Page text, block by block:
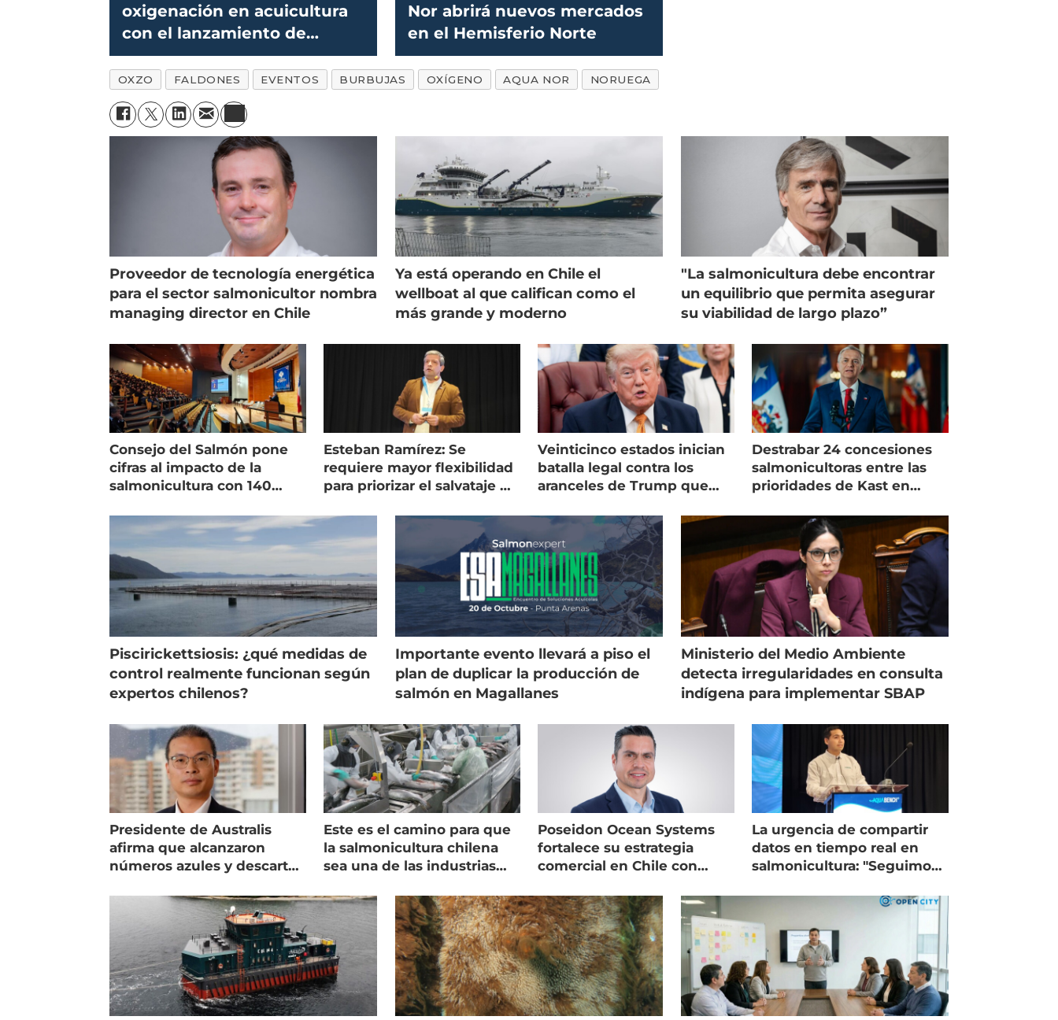
oxigenación en acuicultura
con el lanzamiento de
Oxymizer
Nor abrirá nuevos mercados
en el Hemisferio Norte
OXZO FALDONES EVENTOS BURBUJAS OXÍGENO AQUA NOR NORUEGA
Proveedor de tecnología energética
para el sector salmonicultor nombra
managing director en Chile
Ya está operando en Chile el
wellboat al que califican como el
más grande y moderno
"La salmonicultura debe encontrar
un equilibrio que permita asegurar
su viabilidad de largo plazo”
Consejo del Salmón pone
cifras al impacto de la
salmonicultura con 140
Esteban Ramírez: Se
requiere mayor flexibilidad
para priorizar el salvataje de
Veinticinco estados inician
batalla legal contra los
aranceles de Trump que
Destrabar 24 concesiones
salmonicultoras entre las
prioridades de Kast en
Piscirickettsiosis: ¿qué medidas de
control realmente funcionan según
expertos chilenos?
Importante evento llevará a piso el
plan de duplicar la producción de
salmón en Magallanes
Ministerio del Medio Ambiente
detecta irregularidades en consulta
indígena para implementar SBAP
Presidente de Australis
afirma que alcanzaron
números azules y descarta
Este es el camino para que
la salmonicultura chilena
sea una de las industrias
Poseidon Ocean Systems
fortalece su estrategia
comercial en Chile con
La urgencia de compartir
datos en tiempo real en
salmonicultura: "Seguimos